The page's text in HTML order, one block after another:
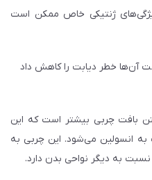
ژنتیکی خاص ممکن است
آن‌ها خطر دیابت را کاهش داد
بافت چربی بیشتر است که این
انسولین می‌شود. این چربی به
به دیگر نواحی بدن دارد.